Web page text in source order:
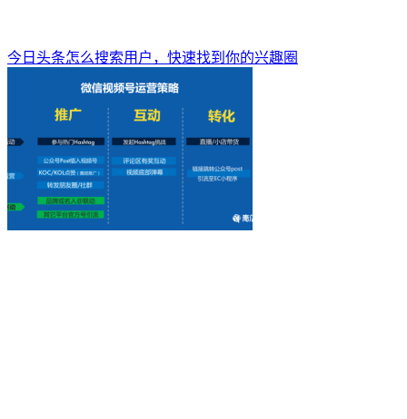
今日头条怎么搜索用户，快速找到你的兴趣圈